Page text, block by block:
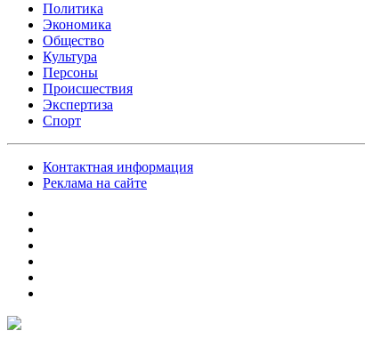
Политика
Экономика
Общество
Культура
Персоны
Происшествия
Экспертиза
Спорт
Контактная информация
Реклама на сайте